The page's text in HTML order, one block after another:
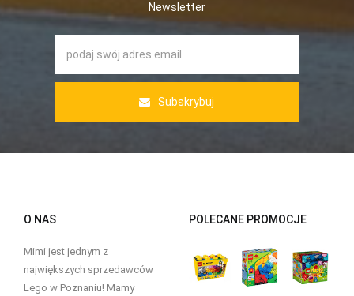
Newsletter
Subskrybuj
O NAS
Mimi jest jednym z
największych sprzedawców
Lego w Poznaniu! Mamy
POLECANE PROMOCJE